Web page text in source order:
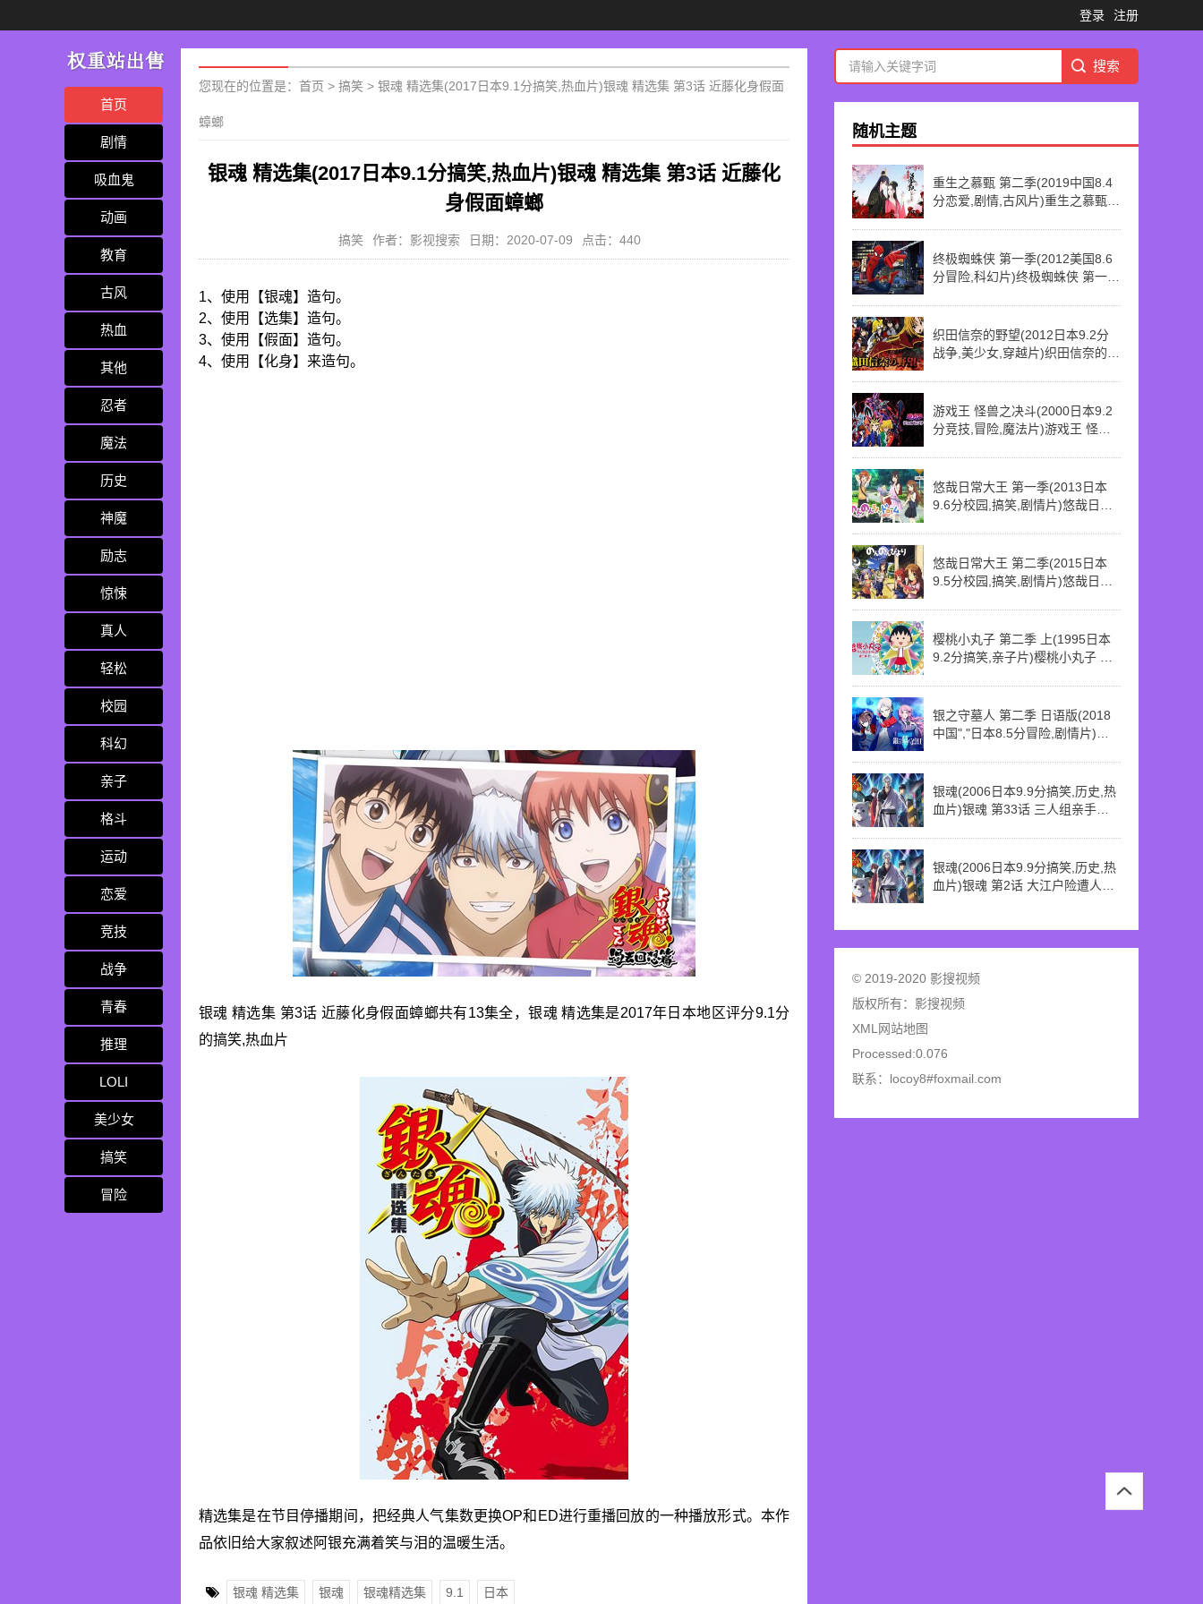
登录 注册
首页
剧情
吸血鬼
动画
教育
古风
热血
其他
忍者
魔法
历史
神魔
励志
惊悚
真人
轻松
校园
科幻
亲子
格斗
运动
恋爱
竞技
战争
青春
推理
LOLI
美少女
搞笑
冒险
您现在的位置是： 首页 > 搞笑 > 银魂 精选集(2017日本9.1分搞笑,热血片)银魂 精选集 第3话 近藤化身假面
蟑螂
银魂 精选集(2017日本9.1分搞笑,热血片)银魂 精选集 第3话 近藤化
身假面蟑螂
搞笑 作者：影视搜索 日期：2020-07-09 点击：440
1、使用【银魂】造句。
2、使用【选集】造句。
3、使用【假面】造句。
4、使用【化身】来造句。
银魂 精选集 第3话 近藤化身假面蟑螂共有13集全，银魂 精选集是2017年日本地区评分9.1分
的搞笑,热血片
精选集是在节目停播期间，把经典人气集数更换OP和ED进行重播回放的一种播放形式。本作
品依旧给大家叙述阿银充满着笑与泪的温暖生活。
银魂 精选集 银魂 银魂精选集 9.1 日本
随机主题
重生之慕甄 第二季(2019中国8.4
分恋爱,剧情,古风片)重生之慕甄
终极蜘蛛侠 第一季(2012美国8.6
分冒险,科幻片)终极蜘蛛侠 第一季
织田信奈的野望(2012日本9.2分
战争,美少女,穿越片)织田信奈的野
游戏王 怪兽之决斗(2000日本9.2
分竞技,冒险,魔法片)游戏王 怪兽
悠哉日常大王 第一季(2013日本
9.6分校园,搞笑,剧情片)悠哉日常
悠哉日常大王 第二季(2015日本
9.5分校园,搞笑,剧情片)悠哉日常
樱桃小丸子 第二季 上(1995日本
9.2分搞笑,亲子片)樱桃小丸子 第
银之守墓人 第二季 日语版(2018
中国","日本8.5分冒险,剧情片)银
银魂(2006日本9.9分搞笑,历史,热
血片)银魂 第33话 三人组亲手修
银魂(2006日本9.9分搞笑,历史,热
血片)银魂 第2话 大江户险遭人工
© 2019-2020 影搜视频
版权所有： 影搜视频
XML网站地图
Processed:0.076
联系：locoy8#foxmail.com